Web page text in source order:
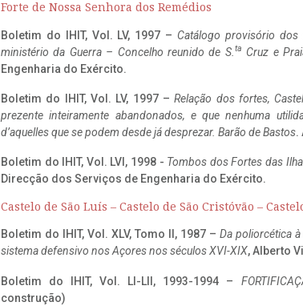
Forte de Nossa Senhora dos Remédios
Boletim do IHIT, Vol. LV, 1997 – Catálogo provisório
ministério da Guerra – Concelho reunido de S. ta Cruz e
Engenharia do Exército.
Boletim do IHIT, Vol. LV, 1997 –Relação dos fortes,
prezente inteiramente abandonados, e que nenhuma
d’aquelles que se podem desde já desprezar. Barão de Bastos.
Boletim do IHIT, Vol. LVI, 1998 - Tombos dos Fortes das
Direcção dos Serviços de Engenharia do Exército.
Castelo de São Luís – Castelo de São Cristóvão –
Boletim do IHIT, Vol. XLV, Tomo II, 1987 – Da poliorcética
sistema defensivo nos Açores nos séculos XVI-XIX, Alberto
Boletim do IHIT, Vol. LI-LII, 1993-1994 –
construção)